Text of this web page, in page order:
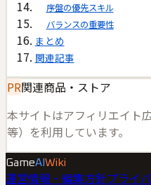
序盤の優先スキル
バランスの重要性
まとめ
関連記事
PR関連商品・ストア
本サイトはアフィリエイト
等）を利用しています。
GameAI Wiki
運営情報・編集方針プライ